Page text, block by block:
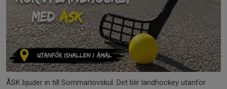
ÅSK bjuder in till Sommarlovskul. Det blir landhockey utanför